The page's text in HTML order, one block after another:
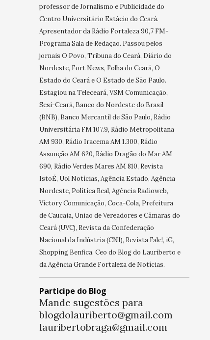
professor de Jornalismo e Publicidade do
Centro Universitário Estácio do Ceará.
Apresentador da Rádio Fortaleza 90,7 FM-
Programa Sala de Redação. Passou pelos
jornais O Povo, Tribuna do Ceará, Diário do
Nordeste, Fort News, Folha do Ceará, O
Estado do Ceará e O Estado de São Paulo.
Estagiou na Teleceará, VSM Comunicação,
Sesi-Ceará, Banco do Nordeste do Brasil
(BNB), Banco Mercantil de São Paulo, Rádio
Universitária FM 107.9, Rádio Metropolitana
AM 930, Rádio Iracema AM 1.300, Rádio
Assunção AM 620, Rádio Dragão do Mar AM
690, Rádio Verdes Mares AM 810, Revista
IstoÉ, Uol Notícias, Agência Estado, Agência
Nordeste, Política Real, Agência Radioweb,
Victory Comunicação, Coca-Cola, Prefeitura
de Caucaia, União de Vereadores e Câmaras do
Ceará (UVC), Revista da Confederação
Nacional da Indústria (CNI), Revista Fale!, iG,
Shopping Benfica. Ceo do Blog do Lauriberto e
da Agência Grande Fortaleza de Notícias.
Participe do Blog
Mande sugestões para
blogdolauriberto@gmail.com
lauribertobraga@gmail.com